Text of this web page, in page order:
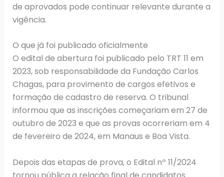
de aprovados pode continuar relevante durante a
vigência.
O que já foi publicado oficialmente
O edital de abertura foi publicado pelo TRT 11 em
2023, sob responsabilidade da Fundação Carlos
Chagas, para provimento de cargos efetivos e
formação de cadastro de reserva. O tribunal
informou que as inscrições começariam em 27 de
outubro de 2023 e que as provas ocorreriam em 4
de fevereiro de 2024, em Manaus e Boa Vista.
Depois das etapas de prova, o Edital nº 11/2024